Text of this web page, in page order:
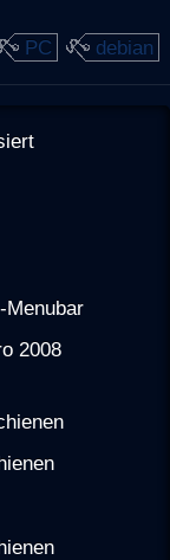
PC debian
Menubar
2008